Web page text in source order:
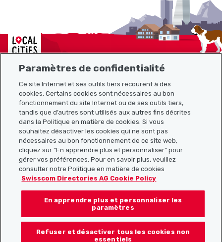
Localcities
Plan du site
Liens utiles
Télécharger l’application Localcities
Suis-nous sur les réseaux sociaux :
Paramètres de confidentialité
Ce site Internet et ses outils tiers recourent à des
cookies. Certains cookies sont nécessaires au bon
fonctionnement du site Internet ou de ses outils tiers,
tandis que d’autres sont utilisés aux autres fins décrites
dans la Politique en matière de cookies. Si vous
souhaitez désactiver les cookies qui ne sont pas
nécessaires au bon fonctionnement de ce site web,
cliquez sur "En apprendre plus et personnaliser" pour
gérer vos préférences. Pour en savoir plus, veuillez
consulter notre Politique en matière de cookies
Swisscom Directories AG Cookie Policy
En apprendre plus et personnaliser les
paramètres
Refuser et désactiver tous les cookies non
essentiels